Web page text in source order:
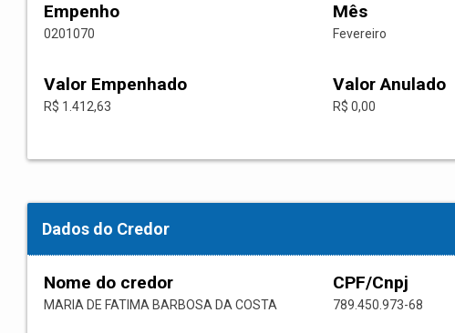
Empenho
0201070
Mês
Fevereiro
Valor Empenhado
R$ 1.412,63
Valor Anulado
R$ 0,00
Dados do Credor
Nome do credor
MARIA DE FATIMA BARBOSA DA COSTA
CPF/Cnpj
789.450.973-68